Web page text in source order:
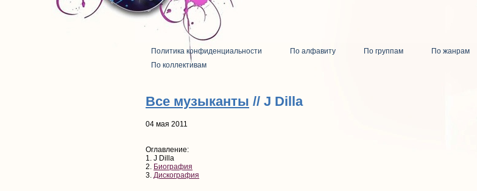
Политика конфиденциальности По алфавиту По группам По жанрам
По коллективам
Все музыканты // J Dilla
04 мая 2011
Оглавление:
1. J Dilla
2. Биография
3. Дискография